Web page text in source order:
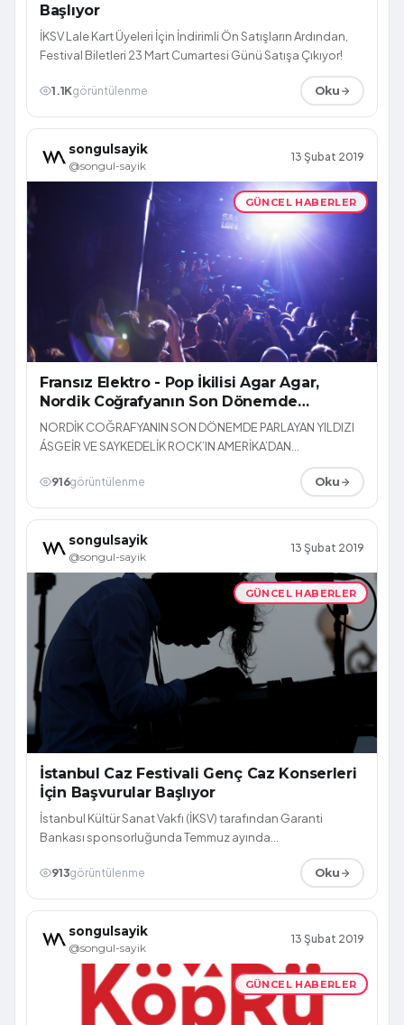
Başlıyor
İKSV Lale Kart Üyeleri İçin İndirimli Ön Satışların Ardından,
Festival Biletleri 23 Mart Cumartesi Günü Satışa Çıkıyor!
1.1Kgörüntülenme Oku
songulsayik
@songul-sayik
13 Şubat 2019
GÜNCEL HABERLER
Fransız Elektro - Pop İkilisi Agar Agar,
Nordik Coğrafyanın Son Dönemde
Parlayan Yıldızı Ásgeir ve Saykedelik
Rock'ın Amerika'dan Temsilcileri Wooden
NORDİK COĞRAFYANIN SON DÖNEMDE PARLAYAN YILDIZI
ÁSGEİR VE SAYKEDELİK ROCK’IN AMERİKA’DAN
TEMSİLCİLERİ WOODEN SHJIPS SALON’UN KONUĞU
916görüntülenme Oku
songulsayik
@songul-sayik
13 Şubat 2019
GÜNCEL HABERLER
İstanbul Caz Festivali Genç Caz Konserleri
İçin Başvurular Başlıyor
İstanbul Kültür Sanat Vakfı (İKSV) tarafından Garanti
Bankası sponsorluğunda Temmuz ayında
913görüntülenme Oku
songulsayik
@songul-sayik
13 Şubat 2019
GÜNCEL HABERLER